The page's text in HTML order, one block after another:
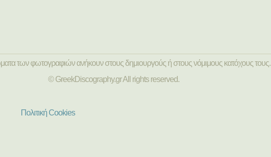
των φωτογραφιών ανήκουν στους δημιουργούς ή στους νόμιμους κατόχους τους.
© GreekDiscography.gr All rights reserved.
Πολιτική Cookies